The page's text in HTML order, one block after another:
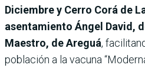
Diciembre y Cerro Corá de
asentamiento Ángel David,
Maestro, de Areguá,
población a la vacuna